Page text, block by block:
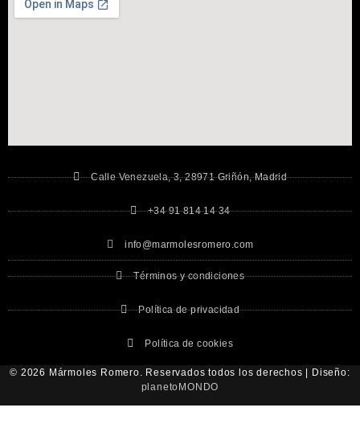
Calle Venezuela, 3, 28971 Griñón, Madrid
+34 91 814 14 34
info@marmolesromero.com
Términos y condiciones
Política de privacidad
Política de cookies
© 2026 Mármoles Romero. Reservados todos los derechos | Diseño:
planetoMONDO